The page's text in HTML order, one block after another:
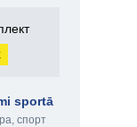
sportā
спорт